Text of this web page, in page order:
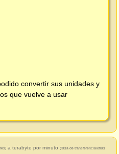
convertir sus unidades y
que vuelve a usar
a terabyte por minuto (Tasa de transferencia/otras